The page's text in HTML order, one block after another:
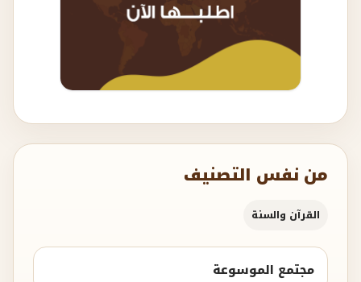
من نفس التصنيف
القرآن والسنة
مجتمع الموسوعة